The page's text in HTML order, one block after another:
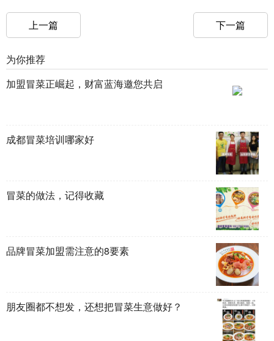
上一篇 下一篇
为你推荐
加盟冒菜正崛起，财富蓝海邀您共启
成都冒菜培训哪家好
冒菜的做法，记得收藏
品牌冒菜加盟需注意的8要素
朋友圈都不想发，还想把冒菜生意做好？